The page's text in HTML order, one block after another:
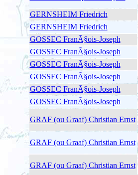
GERNSHEIM Friedrich
GERNSHEIM Friedrich
GOSSEC FranÃ§ois-Joseph
GOSSEC FranÃ§ois-Joseph
GOSSEC FranÃ§ois-Joseph
GOSSEC FranÃ§ois-Joseph
GOSSEC FranÃ§ois-Joseph
GOSSEC FranÃ§ois-Joseph
GRAF (ou Graaf) Christian Ernst
GRAF (ou Graaf) Christian Ernst
GRAF (ou Graaf) Christian Ernst